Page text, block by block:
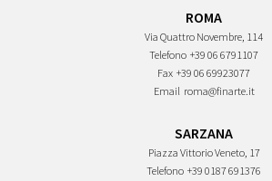
ROMA
Via Quattro Novembre, 114
Telefono +39 06 6791107
Fax +39 06 69923077
Email roma@finarte.it
SARZANA
Piazza Vittorio Veneto, 17
Telefono +39 0187 691376